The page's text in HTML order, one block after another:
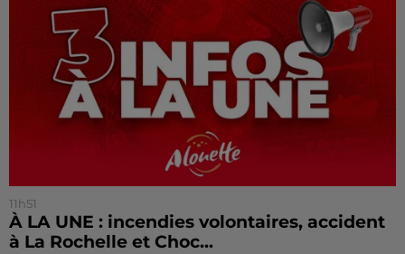
11h51
À LA UNE : incendies volontaires, accident
à La Rochelle et Choc...